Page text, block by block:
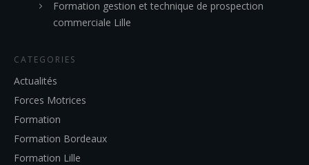
Formation gestion et technique de prospection
commerciale Lille
CATEGORIES
Actualités
Forces Motrices
Formation
Formation Bordeaux
Formation Lille